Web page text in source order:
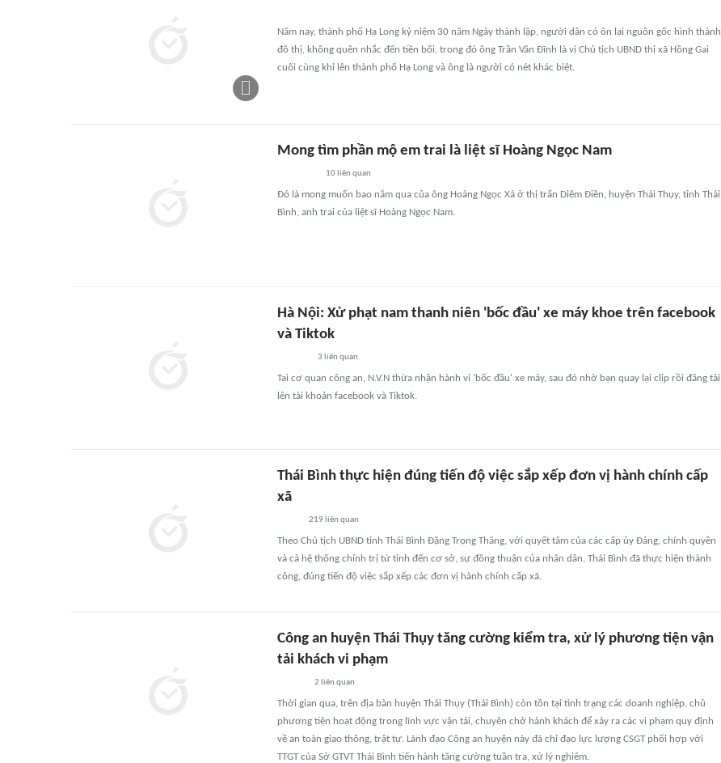
Năm nay, thành phố Hạ Long kỷ niệm 30 năm Ngày thành lập, người dân có ôn lại nguồn gốc hình thành
đô thị, không quên nhắc đến tiền bối, trong đó ông Trần Văn Đĩnh là vị Chủ tịch UBND thị xã Hồng Gai
cuối cùng khi lên thành phố Hạ Long và ông là người có nét khác biệt.
Mong tìm phần mộ em trai là liệt sĩ Hoàng Ngọc Nam
10 liên quan
Đó là mong muốn bao năm qua của ông Hoàng Ngọc Xá ở thị trấn Diêm Điền, huyện Thái Thụy, tỉnh Thái
Bình, anh trai của liệt sĩ Hoàng Ngọc Nam.
Hà Nội: Xử phạt nam thanh niên 'bốc đầu' xe máy khoe trên facebook
và Tiktok
3 liên quan
Tại cơ quan công an, N.V.N thừa nhận hành vi 'bốc đầu' xe máy, sau đó nhờ bạn quay lại clip rồi đăng tải
lên tài khoản facebook và Tiktok.
Thái Bình thực hiện đúng tiến độ việc sắp xếp đơn vị hành chính cấp
xã
219 liên quan
Theo Chủ tịch UBND tỉnh Thái Bình Đặng Trọng Thăng, với quyết tâm của các cấp ủy Đảng, chính quyền
và cả hệ thống chính trị từ tỉnh đến cơ sở, sự đồng thuận của nhân dân, Thái Bình đã thực hiện thành
công, đúng tiến độ việc sắp xếp các đơn vị hành chính cấp xã.
Công an huyện Thái Thụy tăng cường kiểm tra, xử lý phương tiện vận
tải khách vi phạm
2 liên quan
Thời gian qua, trên địa bàn huyện Thái Thụy (Thái Bình) còn tồn tại tình trạng các doanh nghiệp, chủ
phương tiện hoạt động trong lĩnh vực vận tải, chuyên chở hành khách để xảy ra các vi phạm quy định
về an toàn giao thông, trật tự. Lãnh đạo Công an huyện này đã chỉ đạo lực lượng CSGT phối hợp với
TTGT của Sở GTVT Thái Bình tiến hành tăng cường tuần tra, xử lý nghiêm.